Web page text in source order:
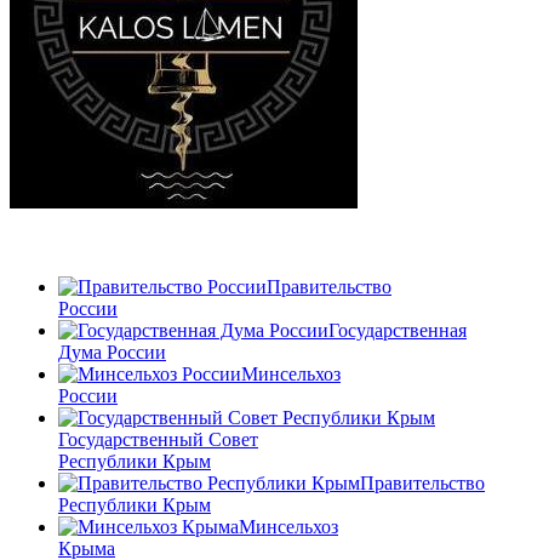
Правительство
России
Государственная
Дума России
Минсельхоз
России
Государственный Совет
Республики Крым
Правительство
Республики Крым
Минсельхоз
Крыма